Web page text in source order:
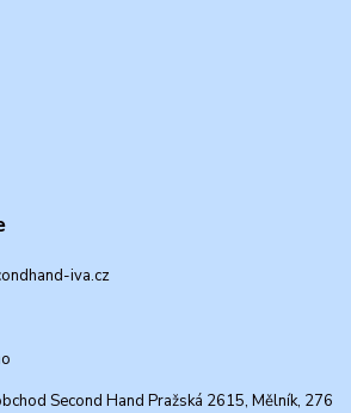
iva.cz
Second Hand Pražská 2615, Mělník, 276